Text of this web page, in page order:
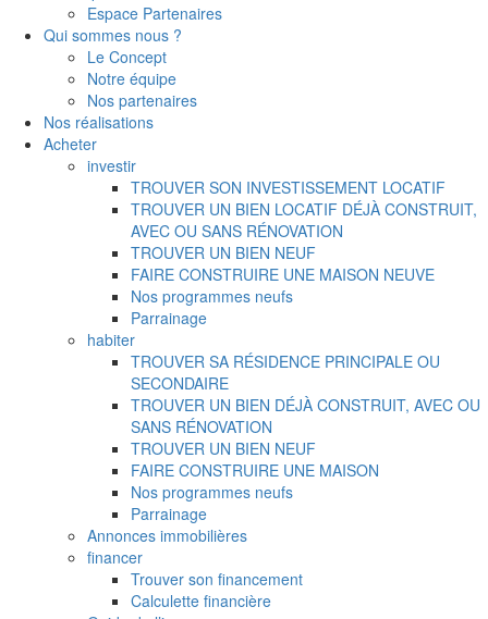
Espace Partenaires
Qui sommes nous ?
Le Concept
Notre équipe
Nos partenaires
Nos réalisations
Acheter
investir
TROUVER SON INVESTISSEMENT LOCATIF
TROUVER UN BIEN LOCATIF DÉJÀ CONSTRUIT,
AVEC OU SANS RÉNOVATION
TROUVER UN BIEN NEUF
FAIRE CONSTRUIRE UNE MAISON NEUVE
Nos programmes neufs
Parrainage
habiter
TROUVER SA RÉSIDENCE PRINCIPALE OU
SECONDAIRE
TROUVER UN BIEN DÉJÀ CONSTRUIT, AVEC OU
SANS RÉNOVATION
TROUVER UN BIEN NEUF
FAIRE CONSTRUIRE UNE MAISON
Nos programmes neufs
Parrainage
Annonces immobilières
financer
Trouver son financement
Calculette financière